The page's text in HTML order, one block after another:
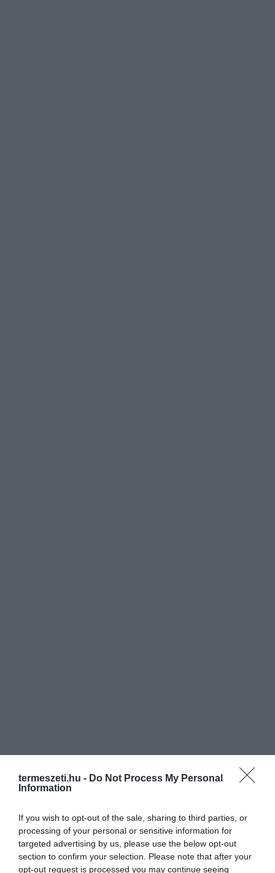
termeszeti.hu - Do Not Process My Personal
Information
If you wish to opt-out of the sale, sharing to third parties, or
processing of your personal or sensitive information for
targeted advertising by us, please use the below opt-out
section to confirm your selection. Please note that after your
opt-out request is processed you may continue seeing